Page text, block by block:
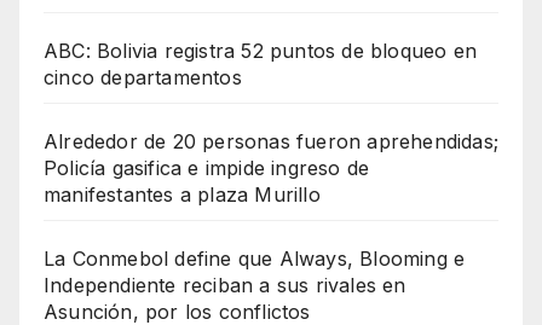
ABC: Bolivia registra 52 puntos de bloqueo en
cinco departamentos
Alrededor de 20 personas fueron aprehendidas;
Policía gasifica e impide ingreso de
manifestantes a plaza Murillo
La Conmebol define que Always, Blooming e
Independiente reciban a sus rivales en
Asunción, por los conflictos